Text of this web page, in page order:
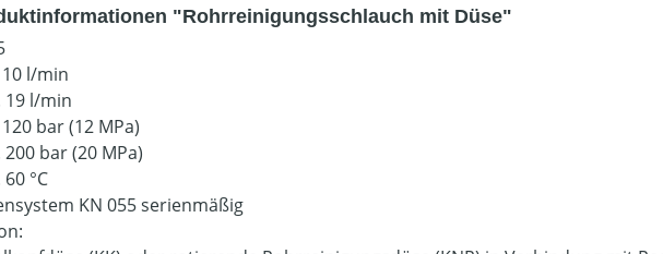
"Rohrreinigungsschlauch mit Düse"
l/min
19 l/min
bar (12 MPa)
200 bar (20 MPa)
°C
KN 055 serienmäßig